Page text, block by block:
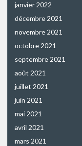
janvier 2022
décembre 2021
novembre 2021
octobre 2021
septembre 2021
août 2021
juillet 2021
juin 2021
mai 2021
avril 2021
mars 2021